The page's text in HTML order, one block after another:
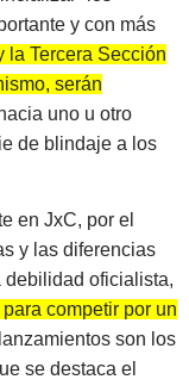
y con más
la Tercera Sección
serán
uno u otro
de blindaje a los
en JxC, por el
y las diferencias
debilidad oficialista,
competir por un
son los
se destaca el